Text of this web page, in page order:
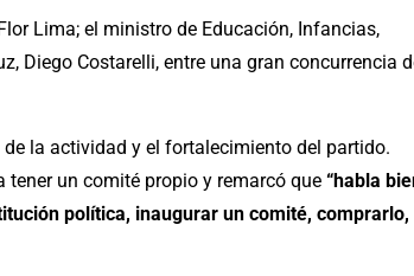
Lima; el ministro de Educación, Infancias,
Diego Costarelli, entre una gran concurrencia
la actividad y el fortalecimiento del partido.
un comité propio y remarcó que “habla
política, inaugurar un comité, comprarlo,